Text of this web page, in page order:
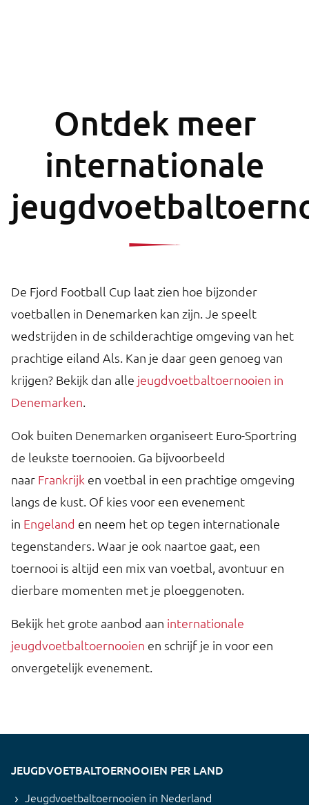
Ontdek meer
internationale
De Fjord Football Cup laat zien hoe bijzonder
voetballen in Denemarken kan zijn. Je speelt
wedstrijden in de schilderachtige omgeving van het
prachtige eiland Als. Kan je daar geen genoeg van
krijgen? Bekijk dan alle jeugdvoetbaltoernooien in
Denemarken.
Ook buiten Denemarken organiseert Euro-Sportring
de leukste toernooien. Ga bijvoorbeeld
naar Frankrijk en voetbal in een prachtige omgeving
langs de kust. Of kies voor een evenement
in Engeland en neem het op tegen internationale
tegenstanders. Waar je ook naartoe gaat, een
toernooi is altijd een mix van voetbal, avontuur en
dierbare momenten met je ploeggenoten.
Bekijk het grote aanbod aan internationale
jeugdvoetbaltoernooien en schrijf je in voor een
onvergetelijk evenement.
JEUGDVOETBALTOERNOOIEN PER LAND
Jeugdvoetbaltoernooien in Nederland